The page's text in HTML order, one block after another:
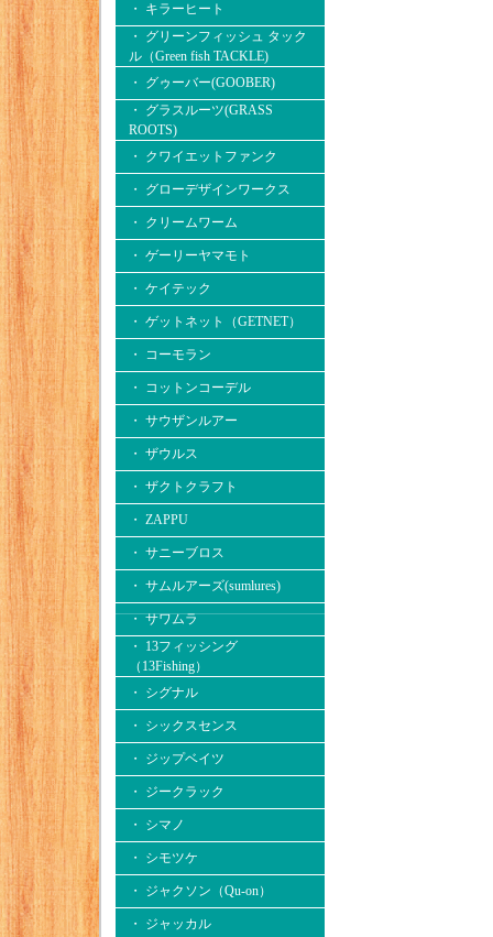
・ キラーヒート
・ グリーンフィッシュ タック
ル（Green fish TACKLE)
・ グゥーバー(GOOBER)
・ グラスルーツ(GRASS
ROOTS)
・ クワイエットファンク
・ グローデザインワークス
・ クリームワーム
・ ゲーリーヤマモト
・ ケイテック
・ ゲットネット（GETNET）
・ コーモラン
・ コットンコーデル
・ サウザンルアー
・ ザウルス
・ ザクトクラフト
・ ZAPPU
・ サニーブロス
・ サムルアーズ(sumlures)
・ サワムラ
・ 13フィッシング
（13Fishing）
・ シグナル
・ シックスセンス
・ ジップベイツ
・ ジークラック
・ シマノ
・ シモツケ
・ ジャクソン（Qu-on）
・ ジャッカル